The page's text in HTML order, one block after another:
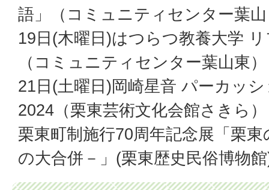
語」（コミュニティセンター葉
19日(木曜日)はつらつ教養大学
（コミュニティセンター葉山東）
21日(土曜日)岡崎星音 パーカッ
2024（栗東芸術文化会館さきら）
栗東町制施行70周年記念展「栗
の大合併－」(栗東歴史民俗博物